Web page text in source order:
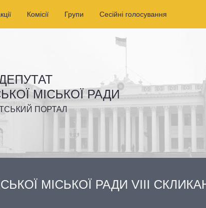
Комісії Групи Сесійні голосування
МІСЬКОЇ РАДИ
ПОРТАЛ
МІСЬКОЇ РАДИ VIII